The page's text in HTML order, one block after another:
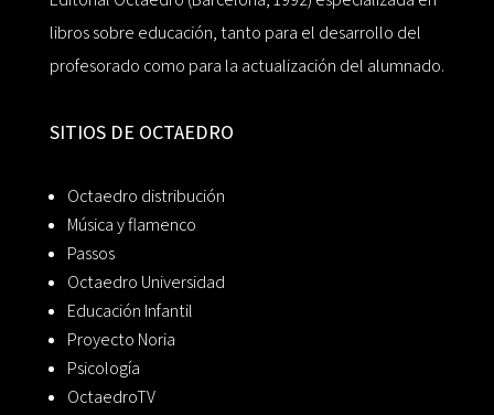
libros sobre educación, tanto para el desarrollo del
profesorado como para la actualización del alumnado.
SITIOS DE OCTAEDRO
Octaedro distribución
Música y flamenco
Passos
Octaedro Universidad
Educación Infantil
Proyecto Noria
Psicología
OctaedroTV